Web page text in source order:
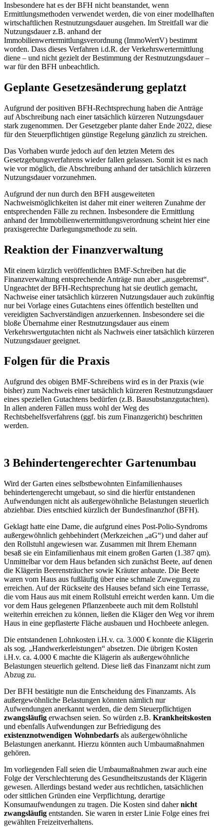
Insbesondere hat es der BFH nicht beanstandet, wenn
Ermittlungsmethoden verwendet werden, die von einer modellhaften
wirtschaftlichen Restnutzungsdauer ausgehen. Im Streitfall war die
Nutzungsdauer z.B. anhand der
Immobilienwertermittlungsverordnung (ImmoWertV) bestimmt
worden. Dass dieses Verfahren i.d.R. der Verkehrswertermittlung
diene – und nicht gezielt der Bestimmung der Restnutzungsdauer –
war für den BFH unbeachtlich.
Geplante Gesetzesänderung geplatzt
Aufgrund der positiven BFH-Rechtsprechung haben die Anträge
auf Abschreibung nach einer tatsächlich kürzeren Nutzungsdauer
stark zugenommen. Der Gesetzgeber plante daher Ende 2022, diese
für den Steuerpflichtigen günstige Regelung gänzlich zu streichen.
Das Vorhaben wurde jedoch auf den letzten Metern des
Gesetzgebungsverfahrens wieder fallen gelassen. Somit ist es nach
wie vor möglich, die Abschreibung anhand der tatsächlich kürzeren
Nutzungsdauer vorzunehmen.
Aufgrund der nun durch den BFH ausgeweiteten
Nachweismöglichkeiten ist daher mit einer weiteren Zunahme der
entsprechenden Fälle zu rechnen. Insbesondere die Ermittlung
anhand der Immobilienwertermittlungsverordnung scheint hier eine
praxisgerechte Darlegungsmethode zu sein.
Reaktion der Finanzverwaltung
Mit einem kürzlich veröffentlichten BMF-Schreiben hat die
Finanzverwaltung entsprechende Anträge nun aber „ausgebremst“.
Ungeachtet der BFH-Rechtsprechung hat sie deutlich gemacht,
Nachweise einer tatsächlich kürzeren Nutzungsdauer auch zukünftig
nur bei Vorlage eines Gutachtens eines öffentlich bestellten und
vereidigten Sachverständigen anzuerkennen. Insbesondere sei die
bloße Übernahme einer Restnutzungsdauer aus einem
Verkehrswertgutachten nicht als Nachweis einer tatsächlich kürzeren
Nutzungsdauer geeignet.
Folgen für die Praxis
Aufgrund des obigen BMF-Schreibens wird es in der Praxis (wie
bisher) zum Nachweis einer tatsächlich kürzeren Restnutzungsdauer
eines speziellen Gutachtens bedürfen (z.B. Bausubstanzgutachten).
In allen anderen Fällen muss wohl der Weg des
Rechtsbehelfsverfahrens (ggf. bis zum Finanzgericht) beschritten
werden.
3 Behindertengerechter Gartenumbau
Wird der Garten eines selbstbewohnten Einfamilienhauses
behindertengerecht umgebaut, so sind die hierfür entstandenen
Aufwendungen nicht als außergewöhnliche Belastungen steuerlich
abziehbar. Dies entschied kürzlich der Bundesfinanzhof (BFH).
Geklagt hatte eine Dame, die aufgrund eines Post-Polio-Syndroms
außergewöhnlich gehbehindert (Merkzeichen „aG“) und daher auf
den Rollstuhl angewiesen war. Zusammen mit Ihrem Ehemann
besaß sie ein Einfamilienhaus mit einem großen Garten (1.387 qm).
Unmittelbar vor dem Haus befanden sich zunächst Beete, auf denen
die Klägerin Beerensträucher sowie Kräuter anbaute. Die Beete
waren vom Haus aus fußläufig über eine schmale Zuwegung zu
erreichen. Auf der Rückseite des Hauses befand sich eine Terrasse,
die vom Haus aus mit einem Rollstuhl erreicht werden kann. Um die
vor dem Haus gelegenen Pflanzenbeete auch mit dem Rollstuhl
weiterhin erreichen zu können, ließen die Kläger den Weg vor ihrem
Haus in eine gepflasterte Fläche ausbauen und Hochbeete anlegen.
Die entstandenen Lohnkosten i.H.v. ca. 3.000 € konnte die Klägerin
als sog. „Handwerkerleistungen“ absetzen. Die übrigen Kosten
i.H.v. ca. 4.000 € machte die Klägerin als außergewöhnliche
Belastungen steuerlich geltend. Diese ließ das Finanzamt nicht zum
Abzug zu.
Der BFH bestätigte nun die Entscheidung des Finanzamts. Als
außergewöhnliche Belastungen könnten nämlich nur
Aufwendungen anerkannt werden, die dem Steuerpflichtigen
zwangsläufig erwachsen seien. So würden z.B. Krankheitskosten
und ebenfalls Aufwendungen zur Befriedigung des
existenznotwendigen Wohnbedarfs als außergewöhnliche
Belastungen anerkannt. Hierzu könnten auch Umbaumaßnahmen
gehören.
Im vorliegenden Fall seien die Umbaumaßnahmen zwar auch eine
Folge der Verschlechterung des Gesundheitszustands der Klägerin
gewesen. Allerdings bestand weder aus rechtlichen, tatsächlichen
oder sittlichen Gründen eine Verpflichtung, derartige
Konsumaufwendungen zu tragen. Die Kosten sind dahernicht
zwangsläufig entstanden. Sie waren in erster Linie Folge eines frei
gewählten Freizeitverhaltens.